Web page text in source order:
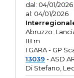
dal: 04/01/2026
al: 04/01/2026
Abruzzo:
18 m
I GARA - GP
13039 - ASD
Di Stefano,